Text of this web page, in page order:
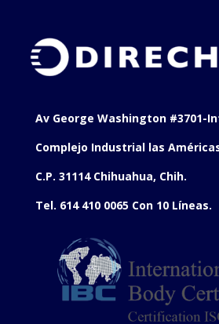
Av George Washington #3701-
Complejo Industrial las
C.P. 31114 Chihuahua, Chih.
Tel. 614 410 0065 Con 10 Líneas.